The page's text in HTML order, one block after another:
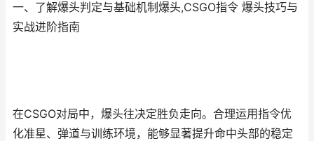
一、了解爆头判定与基础机制爆头,CSGO指令 爆头技巧与
实战进阶指南
在CSGO对局中，爆头往决定胜负走向。合理运用指令优
化准星、弹道与训练环境，能够显著提升命中头部的稳定